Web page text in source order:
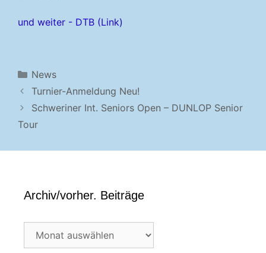
und weiter - DTB (Link)
Kategorien
News
Turnier-Anmeldung Neu!
Schweriner Int. Seniors Open – DUNLOP Senior
Tour
Archiv/vorher. Beiträge
Archiv/vorher.